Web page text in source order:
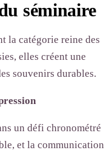
séminaire
la catégorie reine des
elles créent une
souvenirs durables.
un défi chronométré
et la communication